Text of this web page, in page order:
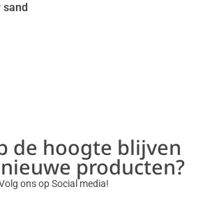
sand
de hoogte blijven
producten?
ons op Social media!